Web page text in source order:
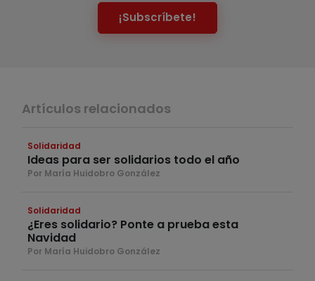
¡Subscríbete!
Artículos relacionados
Solidaridad
Ideas para ser solidarios todo el año
Por María Huidobro González
Solidaridad
¿Eres solidario? Ponte a prueba esta
Navidad
Por María Huidobro González